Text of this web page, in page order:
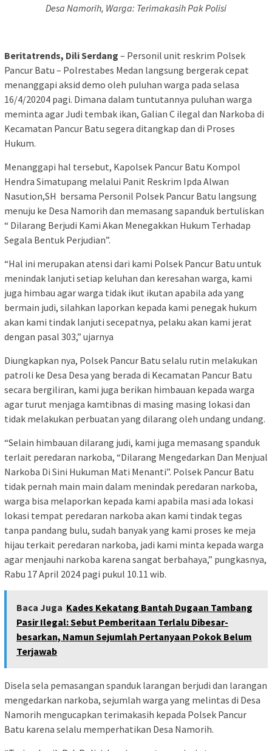
Desa Namorih, Warga: Terimakasih Pak Polisi
Beritatrends, Dili Serdang – Personil unit reskrim Polsek
Pancur Batu – Polrestabes Medan langsung bergerak cepat
menanggapi aksid demo oleh puluhan warga pada selasa
16/4/20204 pagi. Dimana dalam tuntutannya puluhan warga
meminta agar Judi tembak ikan, Galian C ilegal dan Narkoba di
Kecamatan Pancur Batu segera ditangkap dan di Proses
Hukum.
Menanggapi hal tersebut, Kapolsek Pancur Batu Kompol
Hendra Simatupang melalui Panit Reskrim Ipda Alwan
Nasution,SH bersama Personil Polsek Pancur Batu langsung
menuju ke Desa Namorih dan memasang sapanduk bertuliskan
“ Dilarang Berjudi Kami Akan Menegakkan Hukum Terhadap
Segala Bentuk Perjudian”.
“Hal ini merupakan atensi dari kami Polsek Pancur Batu untuk
menindak lanjuti setiap keluhan dan keresahan warga, kami
juga himbau agar warga tidak ikut ikutan apabila ada yang
bermain judi, silahkan laporkan kepada kami penegak hukum
akan kami tindak lanjuti secepatnya, pelaku akan kami jerat
dengan pasal 303,” ujarnya
Diungkapkan nya, Polsek Pancur Batu selalu rutin melakukan
patroli ke Desa Desa yang berada di Kecamatan Pancur Batu
secara bergiliran, kami juga berikan himbauan kepada warga
agar turut menjaga kamtibnas di masing masing lokasi dan
tidak melakukan perbuatan yang dilarang oleh undang undang.
“Selain himbauan dilarang judi, kami juga memasang spanduk
terlait peredaran narkoba, “Dilarang Mengedarkan Dan Menjual
Narkoba Di Sini Hukuman Mati Menanti”. Polsek Pancur Batu
tidak pernah main main dalam menindak peredaran narkoba,
warga bisa melaporkan kepada kami apabila masi ada lokasi
lokasi tempat peredaran narkoba akan kami tindak tegas
tanpa pandang bulu, sudah banyak yang kami proses ke meja
hijau terkait peredaran narkoba, jadi kami minta kepada warga
agar menjauhi narkoba karena sangat berbahaya,” pungkasnya,
Rabu 17 April 2024 pagi pukul 10.11 wib.
Baca Juga Kades Kekatang Bantah Dugaan Tambang
Pasir Ilegal: Sebut Pemberitaan Terlalu Dibesar-
besarkan, Namun Sejumlah Pertanyaan Pokok Belum
Terjawab
Disela sela pemasangan spanduk larangan berjudi dan larangan
mengedarkan narkoba, sejumlah warga yang melintas di Desa
Namorih mengucapkan terimakasih kepada Polsek Pancur
Batu karena selalu memperhatikan Desa Namorih.